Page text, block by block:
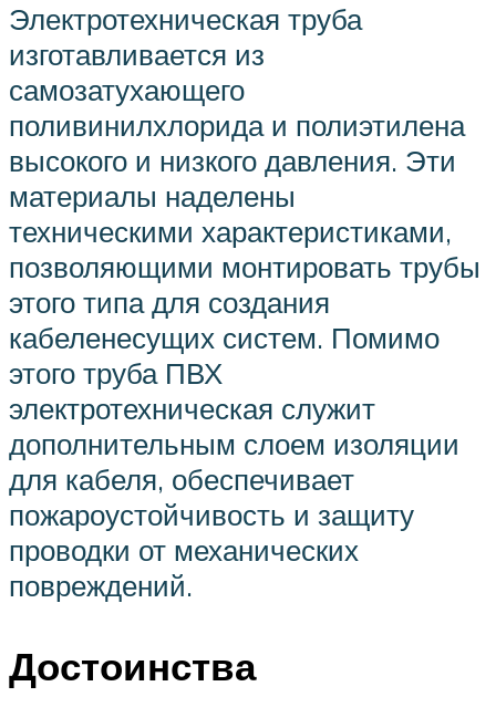
Электротехническая труба
изготавливается из
самозатухающего
поливинилхлорида и полиэтилена
высокого и низкого давления. Эти
материалы наделены
техническими характеристиками,
позволяющими монтировать трубы
этого типа для создания
кабеленесущих систем. Помимо
этого труба ПВХ
электротехническая служит
дополнительным слоем изоляции
для кабеля, обеспечивает
пожароустойчивость и защиту
проводки от механических
повреждений.
Достоинства